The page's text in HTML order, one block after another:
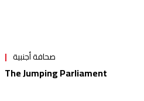
صحافة أجنبية
The Jumping Parliament